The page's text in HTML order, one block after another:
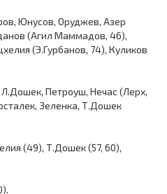
Юнусов, Оруджев, Азер
(Агил Маммадов, 46),
(Э.Гурбанов, 74), Куликов
Петроуш, Нечас (Лерх,
Зеленка, Т.Дошек
(49), Т.Дошек (57, 60),